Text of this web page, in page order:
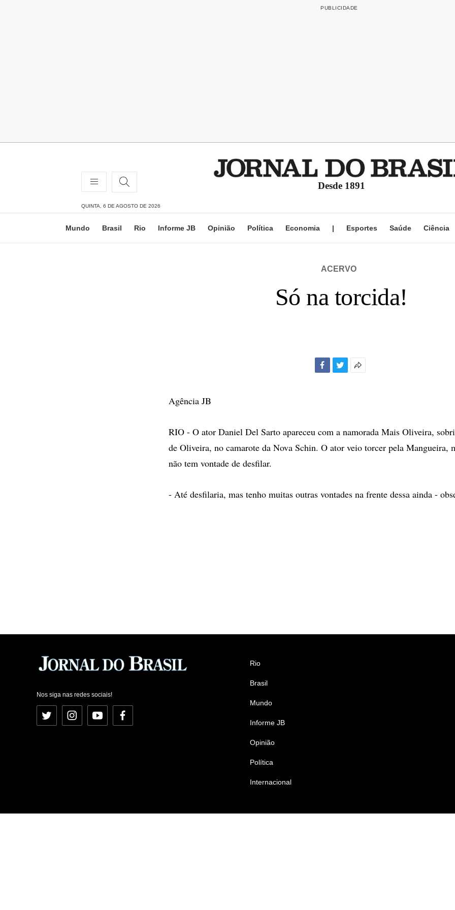
Desde 1891
QUINTA, 6 DE AGOSTO DE 2026
Mundo Brasil Rio Informe JB Opinião Política Economia | Esportes Saúde Ciência
ACERVO
Só na torcida!
Agência JB
RIO - O ator Daniel Del Sarto apareceu com a namorada Mais Oliveira,
de Oliveira, no camarote da Nova Schin. O ator veio torcer pela Mangueira,
não tem vontade de desfilar.
- Até desfilaria, mas tenho muitas outras vontades na frente dessa ainda -
Nos siga nas redes sociais!
Twitter InstagramYouTubeFacebook
Rio
Brasil
Mundo
Informe JB
Opinião
Política
Internacional